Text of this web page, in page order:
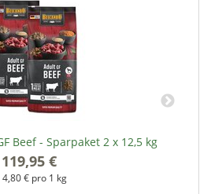
Beef - Sparpaket 2 x 12,5 kg
119,95 €
4,80 € pro 1 kg